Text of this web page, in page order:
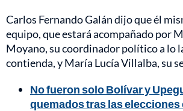
Carlos Fernando Galán dijo que él
equipo, que estará acompañado por
Moyano, su coordinador político a lo
contienda, y María Lucía Villalba, su
No fueron solo Bolívar y
quemados tras las elecciones